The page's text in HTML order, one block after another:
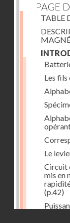
PAGE
TABLE
Les
Le
Circuit
mis en
(p.42)